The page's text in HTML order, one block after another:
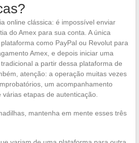
online clássica: é impossível enviar
do Amex para sua conta. A única
como PayPal ou Revolut para
Amex, e depois iniciar uma
a partir dessa plataforma de
atenção: a operação muitas vezes
um acompanhamento
etapas de autenticação.
mantenha em mente esses três